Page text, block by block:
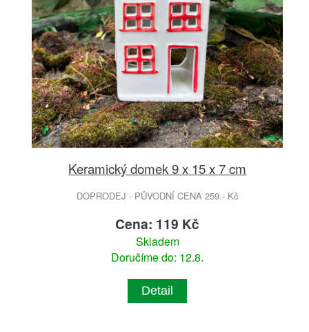
Keramický domek 9 x 15 x 7 cm
DOPRODEJ - PŮVODNÍ CENA 259.- Kč
Cena: 119 Kč
Skladem
Doručíme do: 12.8.
Detail